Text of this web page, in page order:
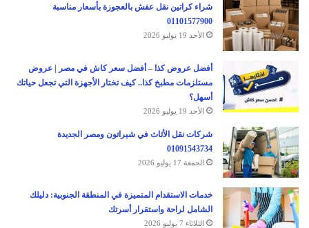
شراء كراتين نقل عفش بالعجوزة بأسعار مناسبة
01101577900
الأحد 19 يوليو 2026
أفضل عروض كذا – أفضل سعر كاش في مصر | عروض
مستلزمات مطبخ كذا.. كيف تختار الأجهزة التي تجعل حياتك
أسهل؟
الأحد 19 يوليو 2026
شركات نقل الأثاث في شيراتون ومصر الجديدة
01091543734
الجمعة 17 يوليو 2026
خدمات الاستقدام المتميزة في المنطقة الجنوبية: دليلك
الشامل لراحة واستقرار أسرتك
الثلاثاء 7 يوليو 2026